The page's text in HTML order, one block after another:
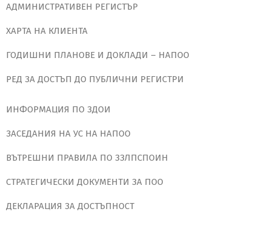
АДМИНИСТРАТИВЕН РЕГИСТЪР
ХАРТА НА КЛИЕНТА
ГОДИШНИ ПЛАНОВЕ И ДОКЛАДИ – НАПОО
РЕД ЗА ДОСТЪП ДО ПУБЛИЧНИ РЕГИСТРИ
ИНФОРМАЦИЯ ПО ЗДОИ
ЗАСЕДАНИЯ НА УС НА НАПОО
ВЪТРЕШНИ ПРАВИЛА ПО ЗЗЛПСПОИН
СТРАТЕГИЧЕСКИ ДОКУМЕНТИ ЗА ПОО
ДЕКЛАРАЦИЯ ЗА ДОСТЪПНОСТ